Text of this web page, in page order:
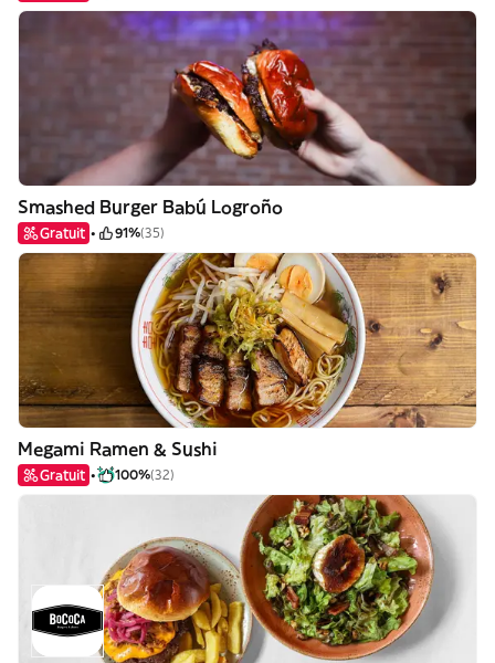
Smashed Burger Babú Logroño
Gratuit 91%(35)
Megami Ramen & Sushi
Gratuit 100%(32)